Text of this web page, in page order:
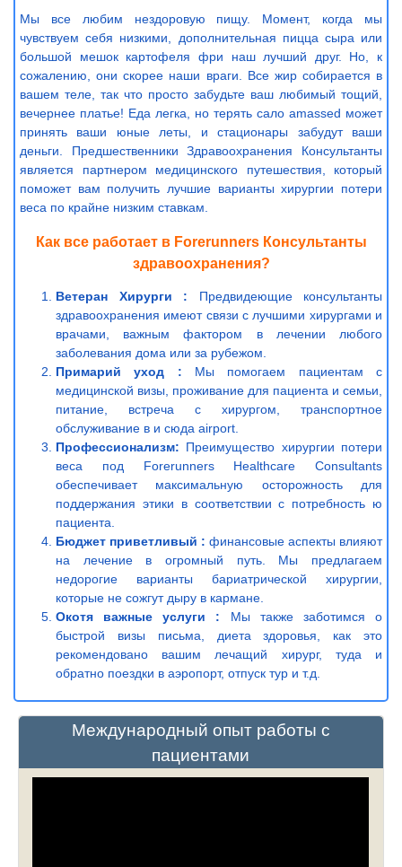
Мы все любим нездоровую пищу. Момент, когда мы
чувствуем себя низкими, дополнительная пицца сыра или
большой мешок картофеля фри наш лучший друг. Но, к
сожалению, они скорее наши враги. Все жир собирается в
вашем теле, так что просто забудьте ваш любимый тощий,
вечернее платье! Еда легка, но терять сало amassed может
принять ваши юные леты, и стационары забудут ваши
деньги. Предшественники Здравоохранения Консультанты
является партнером медицинского путешествия, который
поможет вам получить лучшие варианты хирургии потери
веса по крайне низким ставкам.
Как все работает в Forerunners Консультанты
здравоохранения?
Ветеран Хирурги : Предвидеющие консультанты
здравоохранения имеют связи с лучшими хирургами и
врачами, важным фактором в лечении любого
заболевания дома или за рубежом.
Примарий уход : Мы помогаем пациентам с
медицинской визы, проживание для пациента и семьи,
питание, встреча с хирургом, транспортное
обслуживание в и сюда airport.
Профессионализм: Преимущество хирургии потери
веса под Forerunners Healthcare Consultants
обеспечивает максимальную осторожность для
поддержания этики в соответствии с потребность ю
пациента.
Бюджет приветливый : финансовые аспекты влияют
на лечение в огромный путь. Мы предлагаем
недорогие варианты бариатрической хирургии,
которые не сожгут дыру в кармане.
Окотя важные услуги : Мы также заботимся о
быстрой визы письма, диета здоровья, как это
рекомендовано вашим лечащий хирург, туда и
обратно поездки в аэропорт, отпуск тур и т.д.
Международный опыт работы с
пациентами